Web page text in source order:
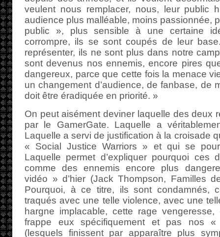
veulent nous remplacer, nous, leur public
audience plus malléable, moins passionnée,
public », plus sensible à une certaine
corrompre, ils se sont coupés de leur
représenter, ils ne sont plus dans notre
sont devenus nos ennemis, encore pires
dangereux, parce que cette fois la menace
un changement d’audience, de fanbase, de
doit être éradiquée en priorité. »
On peut aisément deviner laquelle des deux
par le GamerGate. Laquelle a
Laquelle a servi de justification à la croisade
« Social Justice Warriors » et qui se
Laquelle permet d’expliquer pourquoi ces
comme des ennemis encore plus
vidéo » d’hier (Jack Thompson, Familles
Pourquoi, à ce titre, ils sont condamnés,
traqués avec une telle violence, avec une
hargne implacable, cette rage
frappe eux spécifiquement et pas nos «
(lesquels finissent par apparaître plus